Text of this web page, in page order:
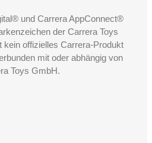
und Carrera AppConnect®
der Carrera Toys
offizielles Carrera-Produkt
mit oder abhängig von
Toys GmbH.